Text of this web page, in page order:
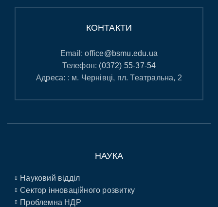
КОНТАКТИ
Email:office@bsmu.edu.ua
Телефон: (0372) 55-37-54
Адреса: : м. Чернівці, пл. Театральна, 2
НАУКА
Науковий відділ
Сектор інноваційного розвитку
Проблемна НДР